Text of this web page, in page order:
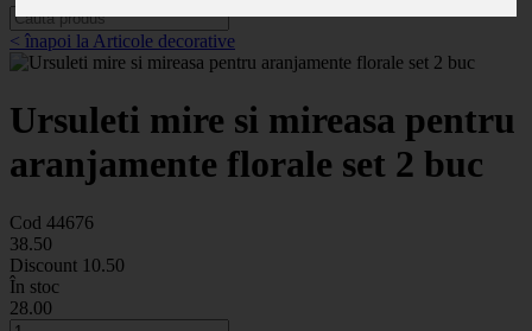
< înapoi la Articole decorative
Ursuleti mire si mireasa pentru
aranjamente florale set 2 buc
Cod 44676
38.50
Discount 10.50
În stoc
28.00